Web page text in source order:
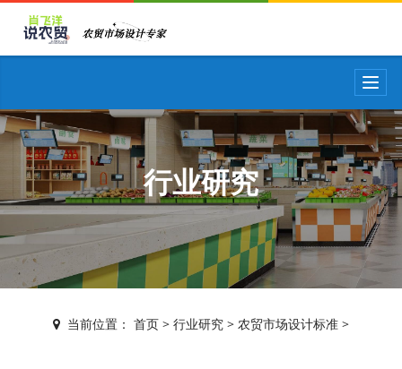
T
o
g
g
l
e
n
a
v
i
g
行业研究
当前位置： 首页> 行业研究> 农贸市场设计标准>